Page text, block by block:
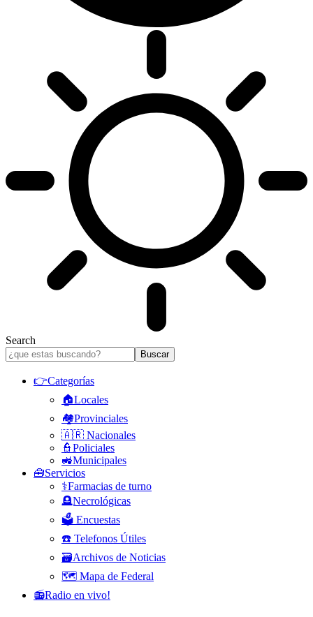
Search
👉Categorías
🏠Locales
🏘️Provinciales
🇦🇷 Nacionales
👮Policiales
🚜Municipales
🧰Servicios
⚕️Farmacias de turno
🪦Necrológicas
🗳️ Encuestas
☎️ Telefonos Útiles
🗃️Archivos de Noticias
🗺️ Mapa de Federal
📻Radio en vivo!